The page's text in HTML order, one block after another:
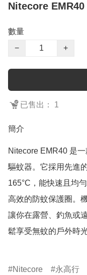
Nitecore
數量
−
+
已售出： 1
簡介
Nitecore EMR40 是
驅蚊器。它採用先進
165°C，能快速且均
高效的防蚊保護圈。
讓你在露營、釣魚或
鬆享受無蚊的戶外時光
Nitecore 永高行